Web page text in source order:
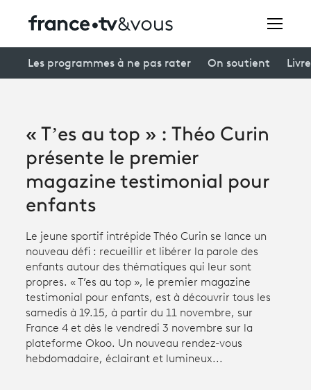
Avantages fidélité
Creators
À la une
Participer et assister à une émission
À votre écoute
Productions et innovation
Programme tv
Les programmes à ne pas rater On soutient
« T’es au top » : Théo Curin
présente le premier
magazine testimonial pour
enfants
Le jeune sportif intrépide Théo Curin se lance un
nouveau défi : recueillir et libérer la parole des
enfants autour des thématiques qui leur sont
propres. « T’es au top », le premier magazine
testimonial pour enfants, est à découvrir tous les
samedis à 19.15, à partir du 11 novembre, sur
France 4 et dès le vendredi 3 novembre sur la
plateforme Okoo. Un nouveau rendez-vous
hebdomadaire, éclairant et lumineux...